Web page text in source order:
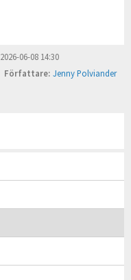
2026-06-08 14:30
Författare Jenny Polviander